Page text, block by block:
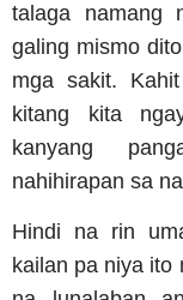
talaga namang
galing mismo
mga sakit.
kitang kita
kanyang
nahihirapan sa
Hindi na rin
kailan pa niya ito